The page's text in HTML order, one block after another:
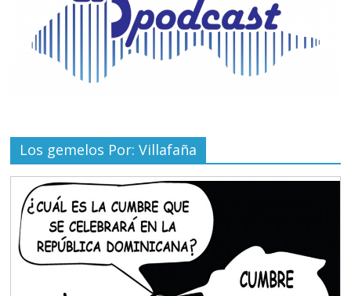
Los gemelos Por: Villafaña